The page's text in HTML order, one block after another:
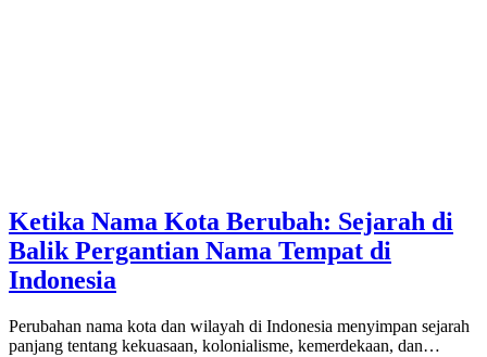
Ketika Nama Kota Berubah: Sejarah di
Balik Pergantian Nama Tempat di
Indonesia
Perubahan nama kota dan wilayah di Indonesia menyimpan sejarah
panjang tentang kekuasaan, kolonialisme, kemerdekaan, dan…